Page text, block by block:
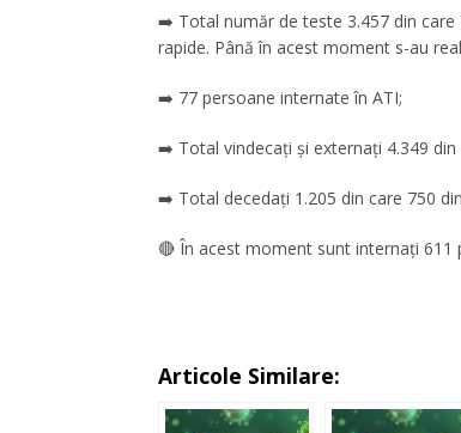
➡️ Total număr de teste 3.457 din care
rapide. Până în acest moment s-au
➡️ 77 persoane internate în ATI;
➡️ Total vindecați și externați 4.349 din
➡️ Total decedați 1.205 din care 750
🔴 În acest moment sunt internați 611
Articole Similare: